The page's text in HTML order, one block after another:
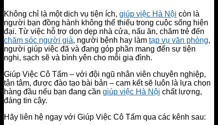
Không chỉ là một dịch vụ tiện ích, giúp việc Hà Nội còn là
người bạn đồng hành không thể thiếu trong cuộc sống hiện
đại. Từ việc hỗ trợ dọn dẹp nhà cửa, nấu ăn, chăm trẻ đến
chăm sóc người già, người bệnh hay làm tạp vụ văn phòng,
người giúp việc đã và đang góp phần mang đến sự tiện
nghi, sạch sẽ và bình yên cho mỗi gia đình.
Giúp Việc Cô Tấm – với đội ngũ nhân viên chuyên nghiệp,
tận tâm, được đào tạo bài bản – cam kết sẽ luôn là lựa chọn
hàng đầu nếu bạn đang cần giúp việc Hà Nội chất lượng,
đáng tin cậy.
Hãy liên hệ ngay với Giúp Việc Cô Tấm qua các kênh sau: